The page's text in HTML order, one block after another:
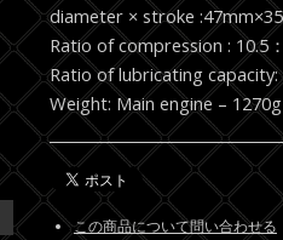
diameter × stroke
Ratio of compression : 10.5
Ratio of lubricating capacity:
Weight: Main engine –
この商品について問い合わせる